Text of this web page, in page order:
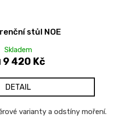
stůl NOE
Skladem
9 420 Kč
DETAIL
varianty a odstíny moření.